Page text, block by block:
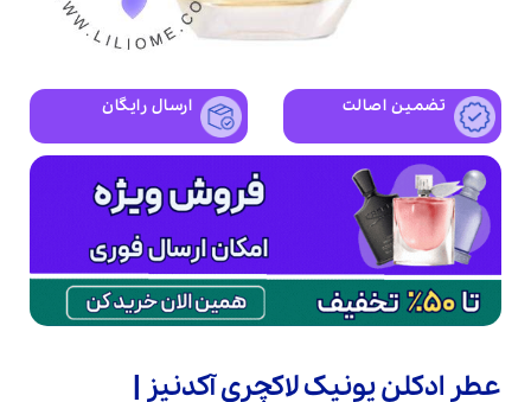
تضمین اصالت ارسال رایگان
عطر ادکلن یونیک لاکچری آکدنیز |